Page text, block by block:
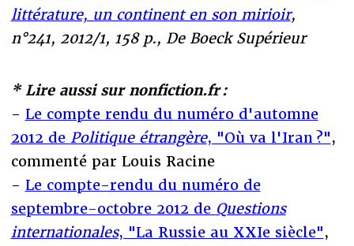
littérature, un continent en son mirioir,
n°241, 2012/1, 158 p., De Boeck Supérieur
* Lire aussi sur nonfiction.fr :
- Le compte rendu du numéro d'automne
2012 de Politique étrangère, "Où va l'Iran ?",
commenté par Louis Racine
- Le compte-rendu du numéro de
septembre-octobre 2012 de Questions
internationales, "La Russie au XXIe siècle",